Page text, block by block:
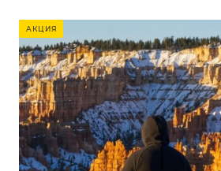
АКЦИЯ